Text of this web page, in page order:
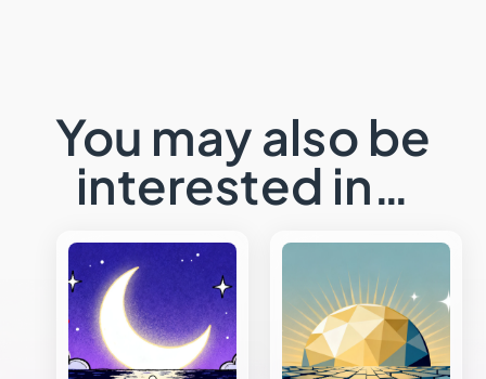
You may also be
interested in…